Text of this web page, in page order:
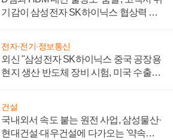
기감이 삼성전자 SK하이닉스 협상력 더
전자·전기·정보통신
외신 "삼성전자 SK하이닉스 중국 공장용
현지 생산 반도체 장비 시험, 미국 수출통
건설
국내외서 속도 붙는 원전 사업, 삼성물산·
현대건설·대우건설에 다가오는 '약속의